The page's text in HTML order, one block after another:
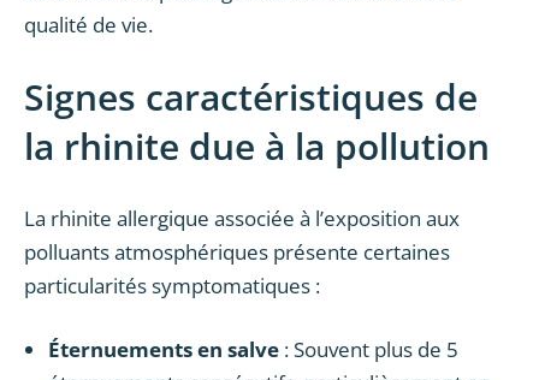
qualité de vie.
Signes caractéristiques de
la rhinite due à la pollution
La rhinite allergique associée à l’exposition aux
polluants atmosphériques présente certaines
particularités symptomatiques :
Éternuements en salve : Souvent plus de 5